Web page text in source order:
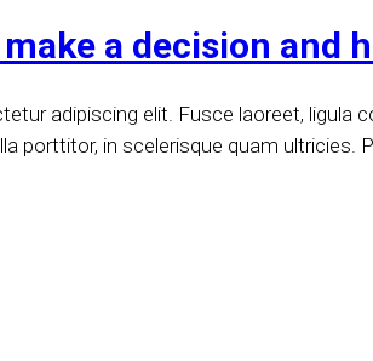
a decision and
adipiscing elit. Fusce laoreet,
porttitor, in scelerisque quam ultricies.